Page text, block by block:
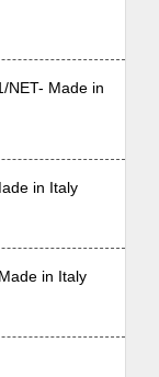
NET- Made in
in Italy
in Italy